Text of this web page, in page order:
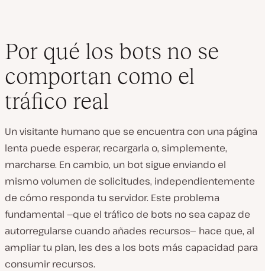
Por qué los bots no se
comportan como el
tráfico real
Un visitante humano que se encuentra con una página
lenta puede esperar, recargarla o, simplemente,
marcharse. En cambio, un bot sigue enviando el
mismo volumen de solicitudes, independientemente
de cómo responda tu servidor. Este problema
fundamental —que el tráfico de bots no sea capaz de
autorregularse cuando añades recursos— hace que, al
ampliar tu plan, les des a los bots más capacidad para
consumir recursos.